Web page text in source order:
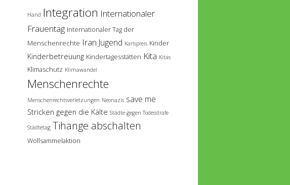
Hand Integration Internationaler
Frauentag Internationaler Tag der
Menschenrechte Iran Jugend Karlspreis Kinder
Kinderbetreuung Kindertagesstätten Kita Kitas
Klimaschutz Klimawandel
Menschenrechte
Menschenrechtsverletzungen Neonazis save me
Stricken gegen die Kälte Städte gegen Todesstrafe
Städtetag Tihange abschalten
Wollsammelaktion